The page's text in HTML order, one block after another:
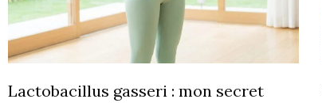
Lactobacillus gasseri : mon secret